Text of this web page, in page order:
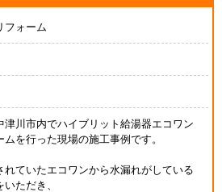
フォーム
津川市内でハイブリット給湯器エコワン
ムを行った現場の施工事例です。
れていたエコワンから水漏れがしている
ただき、